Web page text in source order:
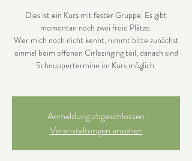
Dies ist ein Kurs mit fester Gruppe. Es gibt
momentan noch zwei freie Plätze.
Wer mich noch nicht kennt, nimmt bitte zunächst
einmal beim offenen Cirlesinging teil, danach sind
Schnuppertermine im Kurs möglich.
Anmeldung abgeschlossen
Veranstaltungen ansehen